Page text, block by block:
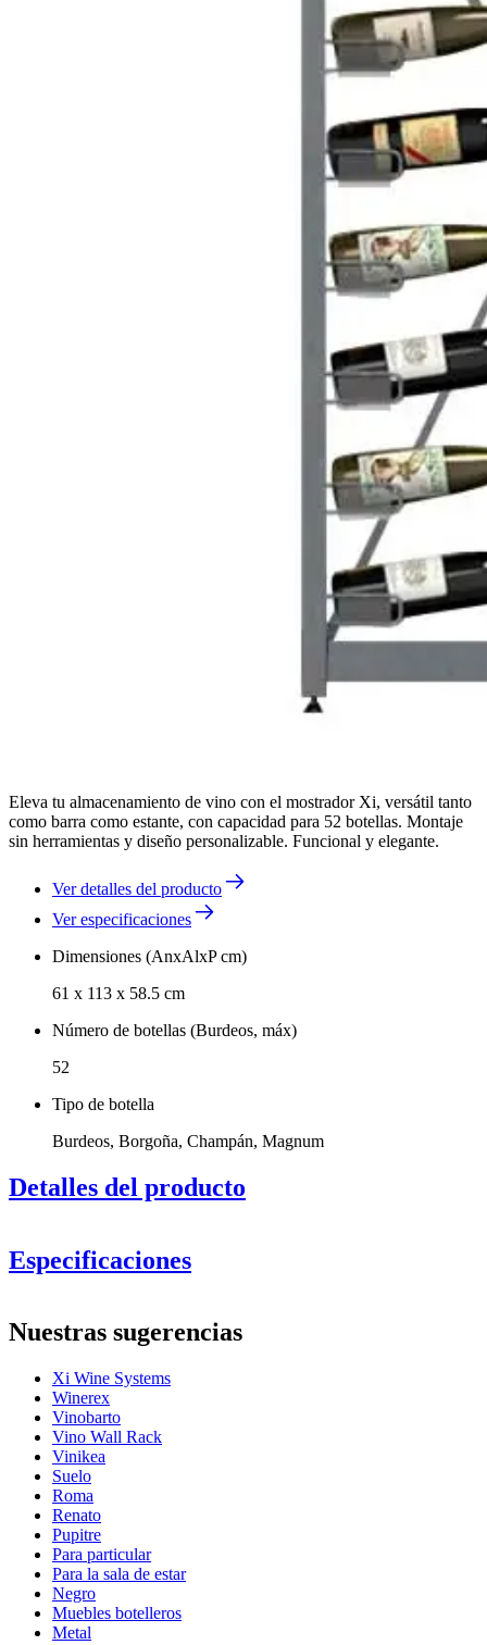
Eleva tu almacenamiento de vino con el mostrador Xi, versátil tanto
como barra como estante, con capacidad para 52 botellas. Montaje
sin herramientas y diseño personalizable. Funcional y elegante.
Ver detalles del producto
Ver especificaciones
Dimensiones (AnxAlxP cm)
61 x 113 x 58.5 cm
Número de botellas (Burdeos, máx)
52
Tipo de botella
Burdeos, Borgoña, Champán, Magnum
Detalles del producto
Especificaciones
Número de producto13040
General
Colocación
AcabadoMetal
Modular
Botellas
Número de botellas (Burdeos, máx)
Tipo de botella
Dimensiones (AnxAlxP cm)
Altura (cm)113
Nuestras sugerencias
Xi Wine Systems
Winerex
Vinobarto
Vino Wall Rack
Vinikea
Suelo
Roma
Renato
Pupitre
Para particular
Para la sala de estar
Negro
Muebles botelleros
Metal